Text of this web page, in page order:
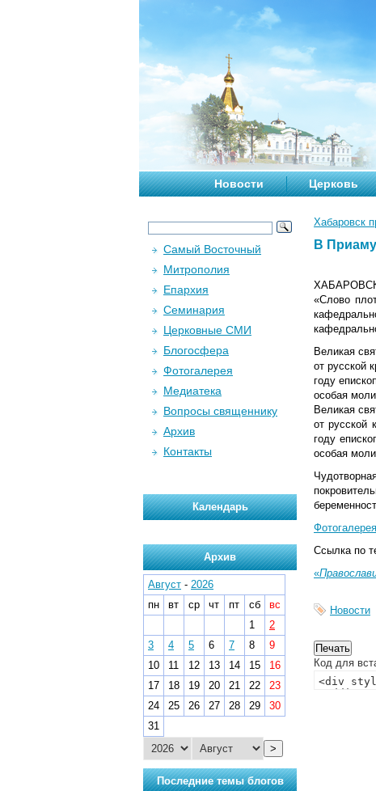
Новости Церковь
Хабаровск
В
«Слово
Великая
от русской
году
особая
Великая
от русской
году
особая
Фотогалерея
Ссылка по
«
Новости
Код для
Самый Восточный
Митрополия
Епархия
Семинария
Церковные СМИ
Блогосфера
Фотогалерея
Медиатека
Вопросы священнику
Архив
Контакты
Календарь
Архив
Август - 2026
пн
вт ср чт пт сб
вс
1
2
3
4 5 6 7 8
9
10
11 12 13 14 15
16
17
18 19 20 21 22
23
24
25 26 27 28 29
30
31
>
Последние темы блогов